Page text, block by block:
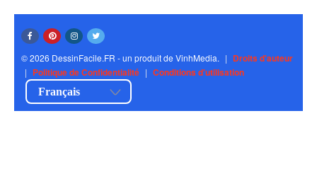
© 2026 DessinFacile.FR - un produit de VinhMedia. | Droits d'auteur
| Politique de Confidentialité | Conditions d'utilisation
Français